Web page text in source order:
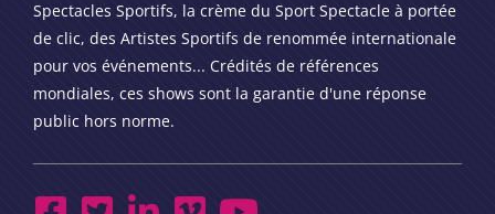
Spectacles Sportifs, la crème du Sport Spectacle à portée
de clic, des Artistes Sportifs de renommée internationale
pour vos événements... Crédités de références
mondiales, ces shows sont la garantie d'une réponse
public hors norme.